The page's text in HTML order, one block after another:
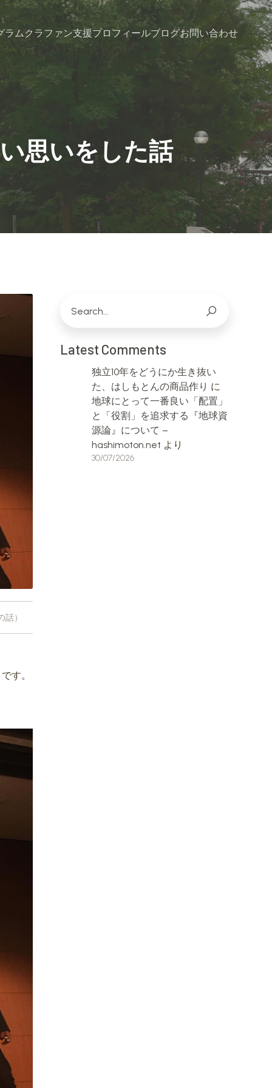
ラムクラファン支援プロフィールブログお問い合わせ
思いをした話
）
す。
Latest Comments
独立10年をどうにか生き抜い
た、はしもとんの商品作り に
地球にとって一番良い「配置」
と「役割」を追求する『地球資
源論』について –
hashimoton.net より
30/07/2026